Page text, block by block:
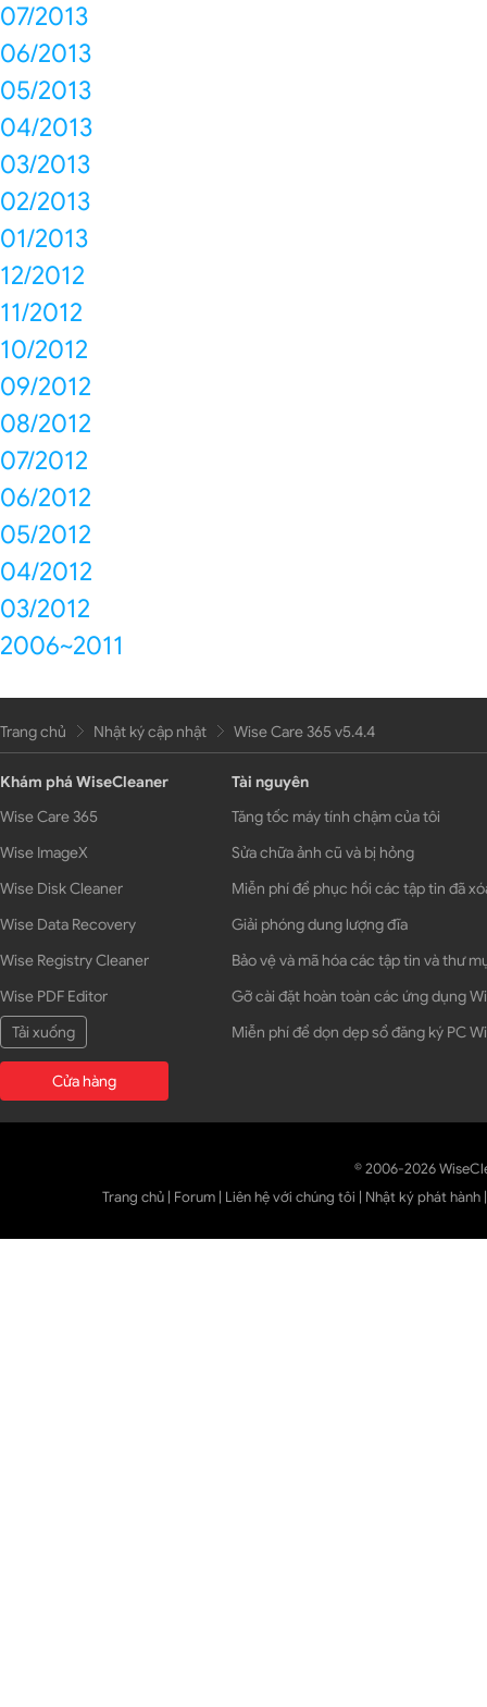
07/2013
06/2013
05/2013
04/2013
03/2013
02/2013
01/2013
12/2012
11/2012
10/2012
09/2012
08/2012
07/2012
06/2012
05/2012
04/2012
03/2012
2006~2011
Trang chủ Nhật ký cập nhật Wise Care 365 v5.4.4
Khám phá WiseCleaner
Wise Care 365
Wise ImageX
Wise Disk Cleaner
Wise Data Recovery
Wise Registry Cleaner
Wise PDF Editor
Tải xuống
Cửa hàng
Tài nguyên
Tăng tốc máy tính chậm của tôi
Sửa chữa ảnh cũ và bị hỏng
Miễn phí để phục hồi các tập tin đã
Giải phóng dung lượng đĩa
Bảo vệ và mã hóa các tập tin và thư
Gỡ cài đặt hoàn toàn các ứng dụng
Miễn phí để dọn dẹp sổ đăng ký PC
© 2006-2026
Trang chủ | Forum | Liên hệ với chúng tôi | Nhật ký phát hành